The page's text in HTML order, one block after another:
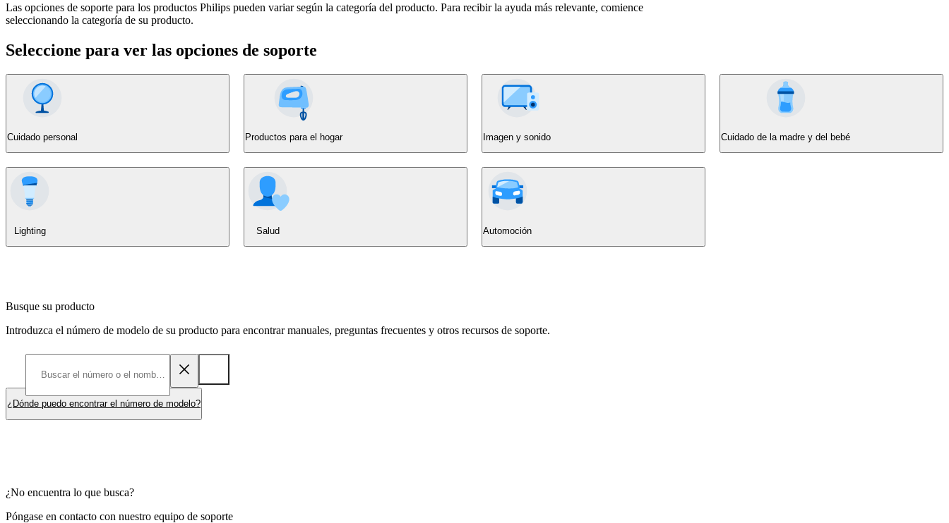
Las opciones de soporte para los productos Philips pueden variar según la categoría del producto. Para recibir la ayuda más relevante, comience
seleccionando la categoría de su producto.
Seleccione para ver las opciones de soporte
Cuidado personal Productos para el hogar Imagen y sonido Cuidado de la madre y del bebé
Lighting Salud Automoción
Busque su producto
Introduzca el número de modelo de su producto para encontrar manuales, preguntas frecuentes y otros recursos de soporte.
¿Dónde puedo encontrar el número de modelo?
¿No encuentra lo que busca?
Póngase en contacto con nuestro equipo de soporte